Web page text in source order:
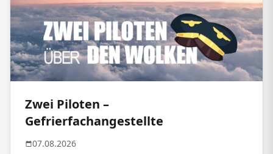
Zwei Piloten –
Gefrierfachangestellte
07.08.2026